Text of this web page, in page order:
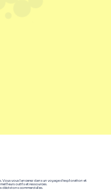
Vous vous lancerez dans un voyage d'exploration et
outils et ressources.
décisions commerciales.